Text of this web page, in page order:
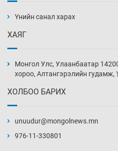
вий
4 цаг 21 мин
4 цаг 51 мин
Үнийн санал харах
ХАЯГ
Монгол Улс, Улаанбаатар
хороо, Алтангэрэлийн гудамж,
ХОЛБОО БАРИХ
unuudur@mongolnews.mn
976-11-330801